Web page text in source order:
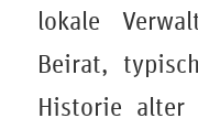
lokale
Beirat,
Historie alter